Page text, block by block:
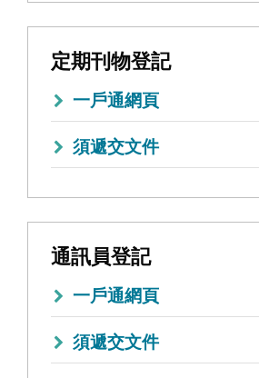
定期刊物登記
一戶通網頁
須遞交文件
通訊員登記
一戶通網頁
須遞交文件